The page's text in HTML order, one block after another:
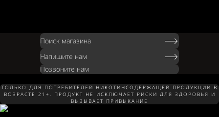
Поиск магазина
Напишите нам
Позвоните нам
ТОЛЬКО ДЛЯ ПОТРЕБИТЕЛЕЙ НИКОТИНСОДЕРЖАЩЕЙ ПРОДУКЦИИ В
ВОЗРАСТЕ 21+. ПРОДУКТ НЕ ИСКЛЮЧАЕТ РИСКИ ДЛЯ ЗДОРОВЬЯ И
ВЫЗЫВАЕТ ПРИВЫКАНИЕ